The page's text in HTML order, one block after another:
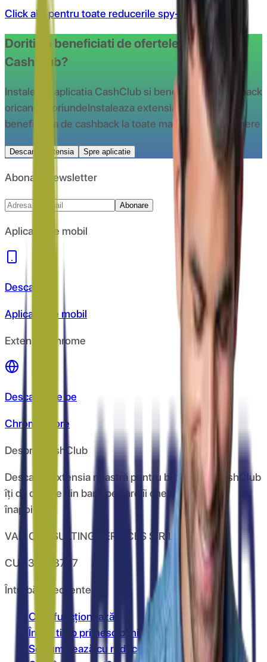
Click aici pentru toate reducerile spy-shop
Doriti sa beneficiati de ofertele oferite de
CashClub?
Instaleaza aplicatia CashClub si beneciaza de cashback
oricand si oriundeInstaleaza extensia CashClub si
beneficiaza de cashback la toate magazinele partenere
Descarca extensia Spre aplicatie
Abonare newsletter
Abonare
Aplicație de mobil
Descarcă
Aplicația de mobil
Extensie Chrome
Descarcă de pe
Chrome store
Despre CashClub
Descarcă extensia noastră pentru browser și CashClub
îți dă o parte din banii pe care îi cheltuiești online
înapoi.
VAN CONSULTING SERVICES S.R.L.
CUI: 39743787
Întrebări frecvente
Cum funcționează?
În cât timp primesc banii în cont?
Se cumulează cu reducerile?